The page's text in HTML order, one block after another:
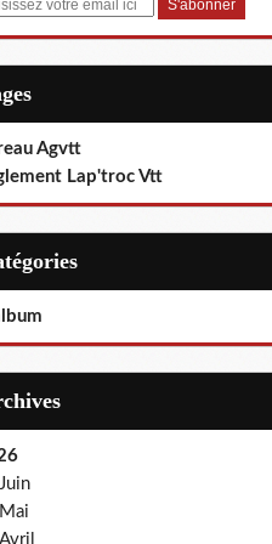
Agvtt
Lap'troc Vtt
Juin
Mai
Avril